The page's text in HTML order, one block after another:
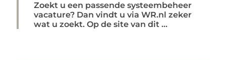
Zoekt u een passende systeembeheer
vacature? Dan vindt u via WR.nl zeker
wat u zoekt. Op de site van dit ...